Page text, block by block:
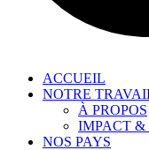
ACCUEIL
NOTRE
À PROPOS
IMPACT &
NOS PAYS